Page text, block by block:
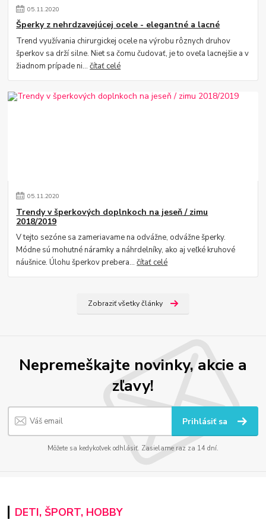
05.11.2020
Šperky z nehrdzavejúcej ocele - elegantné a lacné
Trend využívania chirurgickej ocele na výrobu rôznych druhov
šperkov sa drží silne. Niet sa čomu čudovať, je to oveľa lacnejšie a v
žiadnom prípade ni...čítať celé
05.11.2020
Trendy v šperkových doplnkoch na jeseň / zimu
2018/2019
V tejto sezóne sa zameriavame na odvážne, odvážne šperky.
Módne sú mohutné náramky a náhrdelníky, ako aj veľké kruhové
náušnice. Úlohu šperkov prebera...čítať celé
Zobraziť všetky články
Nepremeškajte novinky, akcie a
zľavy!
Prihlásiť sa
Môžete sa kedykoľvek odhlásiť. Zasielame raz za 14 dní.
DETI, ŠPORT, HOBBY